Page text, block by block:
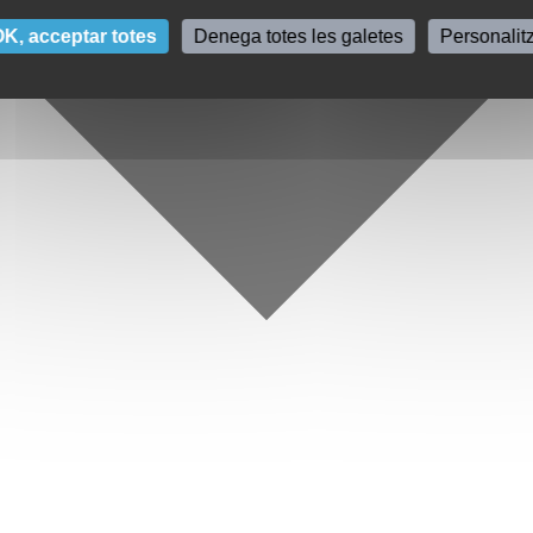
acceptar totes Denega totes les galetes